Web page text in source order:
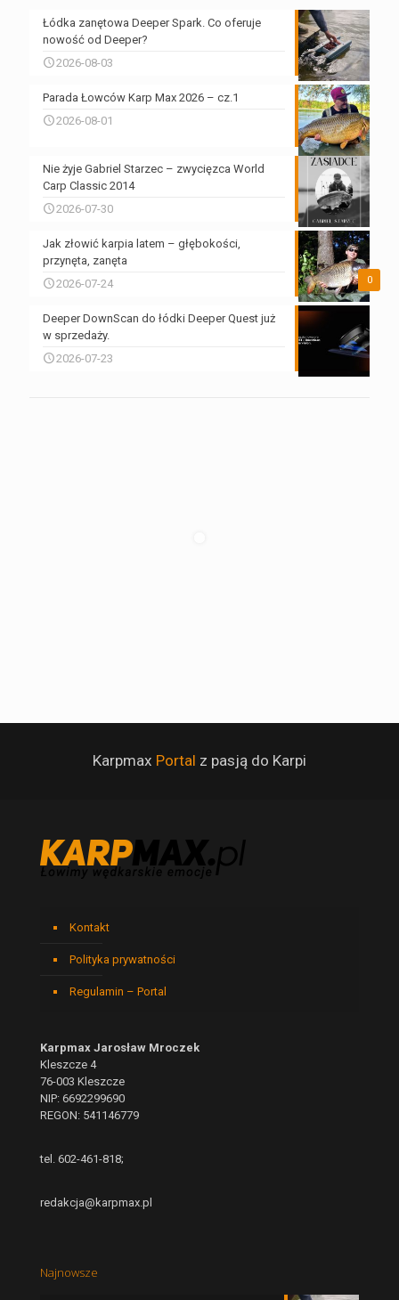
Łódka zanętowa Deeper Spark. Co oferuje
nowość od Deeper?
2026-08-03
Parada Łowców Karp Max 2026 – cz.1
2026-08-01
Nie żyje Gabriel Starzec – zwycięzca World
Carp Classic 2014
2026-07-30
0
Jak złowić karpia latem – głębokości,
przynęta, zanęta
2026-07-24
Deeper DownScan do łódki Deeper Quest już
w sprzedaży.
2026-07-23
Karpmax Portal z pasją do Karpi
Kontakt
Polityka prywatności
Regulamin – Portal
Karpmax Jarosław Mroczek
Kleszcze 4
76-003 Kleszcze
NIP: 6692299690
REGON: 541146779
tel. 602-461-818;
redakcja@karpmax.pl
Najnowsze